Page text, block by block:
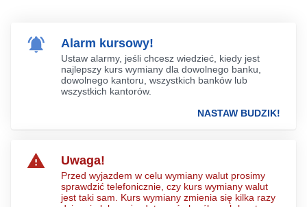
Alarm kursowy!
Ustaw alarmy, jeśli chcesz wiedzieć, kiedy jest
najlepszy kurs wymiany dla dowolnego banku,
dowolnego kantoru, wszystkich banków lub
wszystkich kantorów.
NASTAW BUDZIK!
Uwaga!
Przed wyjazdem w celu wymiany walut prosimy
sprawdzić telefonicznie, czy kurs wymiany walut
jest taki sam. Kurs wymiany zmienia się kilka razy